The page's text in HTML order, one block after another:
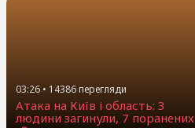
03:26 • 14386перегляди
Атака на Київ і область: 3
людини загинули, 7 поранених